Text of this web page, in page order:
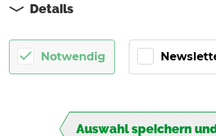
Details
Notwendig
Auswahl speichern
HAM­